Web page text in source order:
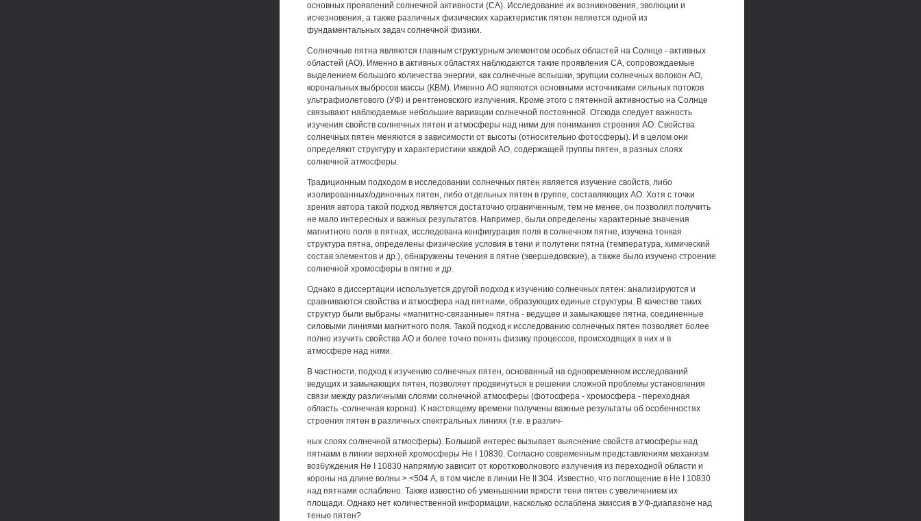
основных проявлений солнечной активности (СА). Исследование их возникновения, эволюции и
исчезновения, а также различных физических характеристик пятен является одной из
фундаментальных задач солнечной физики.
Солнечные пятна являются главным структурным элементом особых областей на Солнце - активных
областей (АО). Именно в активных областях наблюдаются такие проявления СА, сопровождаемые
выделением большого количества энергии, как солнечные вспышки, эрупции солнечных волокон АО,
корональных выбросов массы (КВМ). Именно АО являются основными источниками сильных потоков
ультрафиолетового (УФ) и рентгеновского излучения. Кроме этого с пятенной активностью на Солнце
связывают наблюдаемые небольшие вариации солнечной постоянной. Отсюда следует важность
изучения свойств солнечных пятен и атмосферы над ними для понимания строения АО. Свойства
солнечных пятен меняются в зависимости от высоты (относительно фотосферы). И в целом они
определяют структуру и характеристики каждой АО, содержащей группы пятен, в разных слоях
солнечной атмосферы.
Традиционным подходом в исследовании солнечных пятен является изучение свойств, либо
изолированных/одиночных пятен, либо отдельных пятен в группе, составляющих АО. Хотя с точки
зрения автора такой подход является достаточно ограниченным, тем не менее, он позволил получить
не мало интересных и важных результатов. Например, были определены характерные значения
магнитного поля в пятнах, исследована конфигурация поля в солнечном пятне, изучена тонкая
структура пятна, определены физические условия в тени и полутени пятна (температура, химический
состав элементов и др.), обнаружены течения в пятне (эвершедовские), а также было изучено строение
солнечной хромосферы в пятне и др.
Однако в диссертации используется другой подход к изучению солнечных пятен: анализируются и
сравниваются свойства и атмосфера над пятнами, образующих единые структуры. В качестве таких
структур были выбраны «магнитно-связанные» пятна - ведущее и замыкающее пятна, соединенные
силовыми линиями магнитного поля. Такой подход к исследованию солнечных пятен позволяет более
полно изучить свойства АО и более точно понять физику процессов, происходящих в них и в
атмосфере над ними.
В частности, подход к изучению солнечных пятен, основанный на одновременном исследований
ведущих и замыкающих пятен, позволяет продвинуться в решении сложной проблемы установления
связи между различными слоями солнечной атмосферы (фотосфера - хромосфера - переходная
область -солнечная корона). К настоящему времени получены важные результаты об особенностях
строения пятен в различных спектральных линиях (т.е. в различ-
ных слоях солнечной атмосферы). Большой интерес вызывает выяснение свойств атмосферы над
пятнами в линии верхней хромосферы Не I 10830. Согласно современным представлениям механизм
возбуждения Не I 10830 напрямую зависит от коротковолнового излучения из переходной области и
короны на длине волны >.<504 А, в том числе в линии Не II 304. Известно, что поглощение в Не I 10830
над пятнами ослаблено. Также известно об уменьшении яркости тени пятен с увеличением их
площади. Однако нет количественной информации, насколько ослаблена эмиссия в УФ-диапазоне над
тенью пятен?